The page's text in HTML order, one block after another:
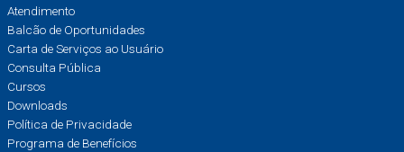
Atendimento
Balcão de Oportunidades
Carta de Serviços ao Usuário
Consulta Pública
Cursos
Downloads
Política de Privacidade
Programa de Benefícios